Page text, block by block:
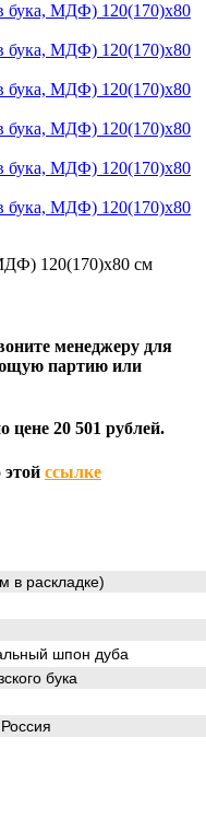
120(170)х80 см
менеджеру для
партию или
цене 20 501 рублей.
ссылке
в раскладке)
шпон дуба
бука
, Россия